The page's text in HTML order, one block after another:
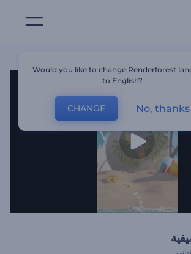
Would you like to change Renderforest
to English?
CHANGE No, thanks